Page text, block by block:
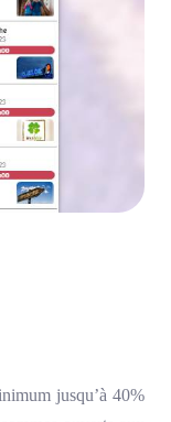
jusqu’à 40%